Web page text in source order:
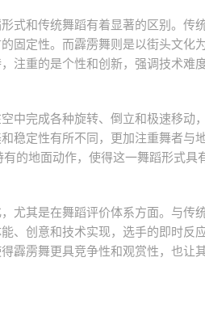
式和传统舞蹈有着显著的区别。传
固定性。而霹雳舞则是以街头文化
注重的是个性和创新，强调技术难
中完成各种旋转、倒立和极速移动
稳定性有所不同，更加注重舞者与
的地面动作，使得这一舞蹈形式具
尤其是在舞蹈评价体系方面。与传
、创意和技术实现，选手的即时反
霹雳舞更具竞争性和观赏性，也让